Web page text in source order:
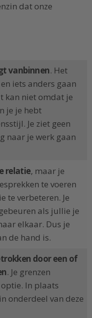
dat onze
vanbinnen. Het
iets anders gaan
kan niet omdat je
je je hebt
Je ziet geen
naar je werk gaan
relatie, maar je
te voeren
te verbeteren. Je
als jullie je
elkaar. Dus je
de hand is.
door een of
. Je grenzen
In plaats
onderdeel van deze